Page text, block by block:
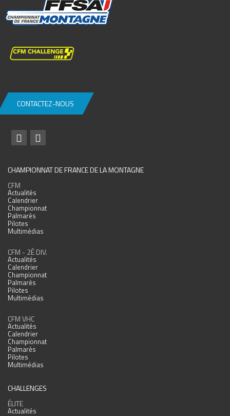
CONTACTEZ-NOUS
CHAMPIONNAT DE FRANCE DE LA MONTAGNE
CFM
Actualités
Calendrier
Championnat
Palmarès
Pilotes
Multimédias
CFM - 2È DIV.
Actualités
Calendrier
Championnat
Palmarès
Pilotes
Multimédias
CFM VHC
Actualités
Calendrier
Championnat
Palmarès
Pilotes
Multimédias
CHALLENGES
ÉLITE
Actualités